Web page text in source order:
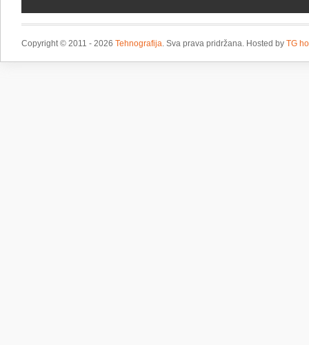
Copyright © 2011 - 2026 Tehnografija. Sva prava pridržana. Hosted by TG